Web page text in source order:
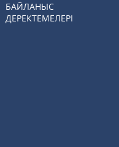
БАЙЛАНЫС
ДЕРЕКТЕМЕЛЕРІ